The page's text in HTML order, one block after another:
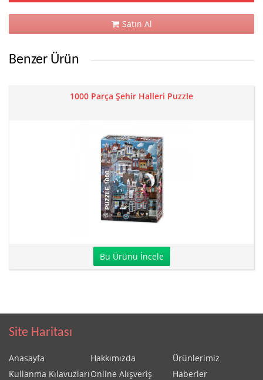
Satın Al
Benzer Ürün
1000 Parça Şehir Halleri Puzzle
Bu Ürünü İncele
Site Haritası
Anasayfa Hakkımızda
Ürünlerimiz
Kullanma KılavuzlarıOnline Alışveriş
Haberler